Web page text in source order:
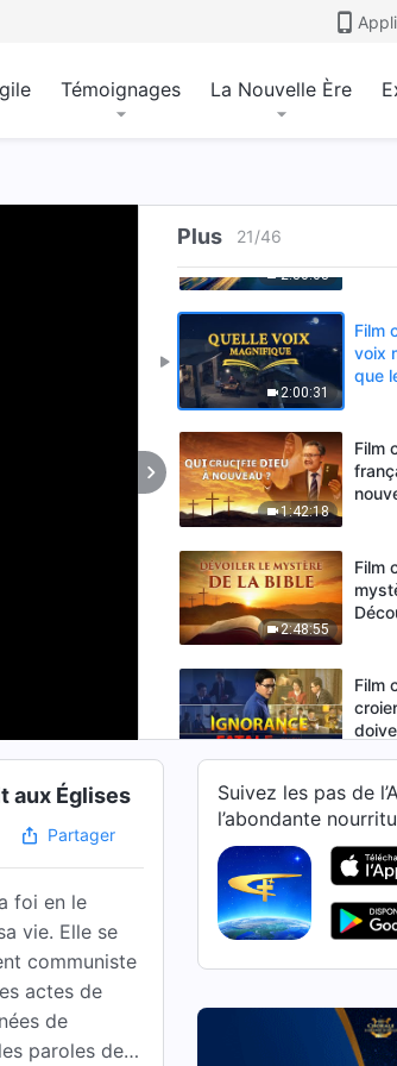
Témoignages La Nouvelle Ère
Plus 21/46
2:30:03
Film
2:00:31
Film
voix
que
1:42:18
Film
2:48:55
Film
Film
2:25:30
Film
voie
est
ma
Film
Film
aux Églises
Partager
foi en le
vie. Elle se
communiste
actes de
de
paroles de
Suivez les pas de
l’abondante